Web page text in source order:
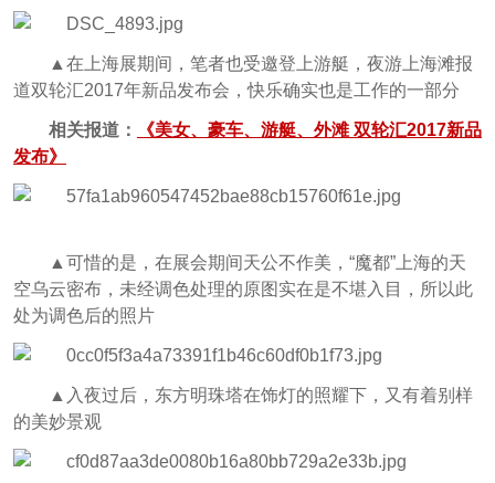
▲在上海展期间，笔者也受邀登上游艇，夜游上海滩报
道双轮汇2017年新品发布会，快乐确实也是工作的一部分
相关报道：
《美女、豪车、游艇、外滩 双轮汇2017新品
发布》
▲可惜的是，在展会期间天公不作美，“魔都”上海的天
空乌云密布，未经调色处理的原图实在是不堪入目，所以此
处为调色后的照片
▲入夜过后，东方明珠塔在饰灯的照耀下，又有着别样
的美妙景观